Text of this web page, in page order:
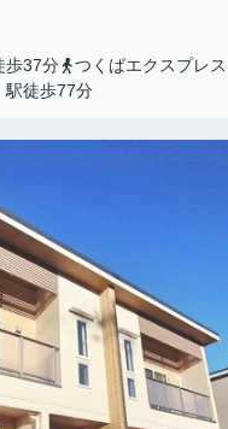
歩37分
つくばエクスプレ
駅徒歩77分